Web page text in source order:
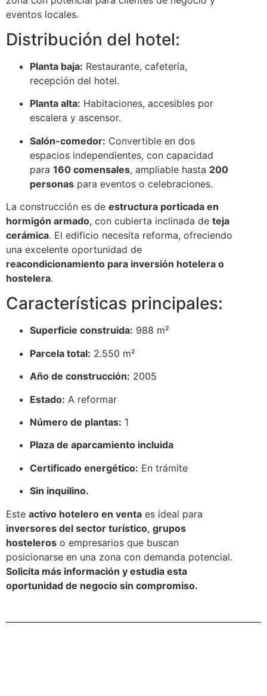
eventos locales.
Distribución del hotel:
Planta baja: Restaurante, cafetería,
recepción del hotel.
Planta alta: Habitaciones, accesibles por
escalera y ascensor.
Salón-comedor: Convertible en dos
espacios independientes, con capacidad
para 160 comensales, ampliable hasta 200
personas para eventos o celebraciones.
La construcción es de estructura porticada en
hormigón armado, con cubierta inclinada de teja
cerámica. El edificio necesita reforma, ofreciendo
una excelente oportunidad de
reacondicionamiento para inversión hotelera o
hostelera.
Características principales:
Superficie construida: 988 m²
Parcela total: 2.550 m²
Año de construcción: 2005
Estado: A reformar
Número de plantas: 1
Plaza de aparcamiento incluida
Certificado energético: En trámite
Sin inquilino.
Este activo hotelero en venta es ideal para
inversores del sector turístico, grupos
hosteleros o empresarios que buscan
posicionarse en una zona con demanda potencial.
Solicita más información y estudia esta
oportunidad de negocio sin compromiso.